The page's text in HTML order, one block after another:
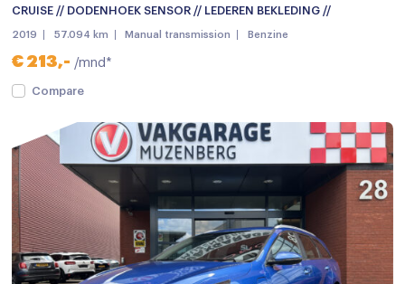
Side-skirts
Apple carplay
Audio installatie premium
Bluetooth telefoonvoorbereiding
JBL Sound System
Multimedia-voorbereiding
CRUISE // DODENHOEK SENSOR // LEDEREN BEKLEDING //
2019 57.094 km Manual transmission Benzine
€ 213,- /mnd*
Compare